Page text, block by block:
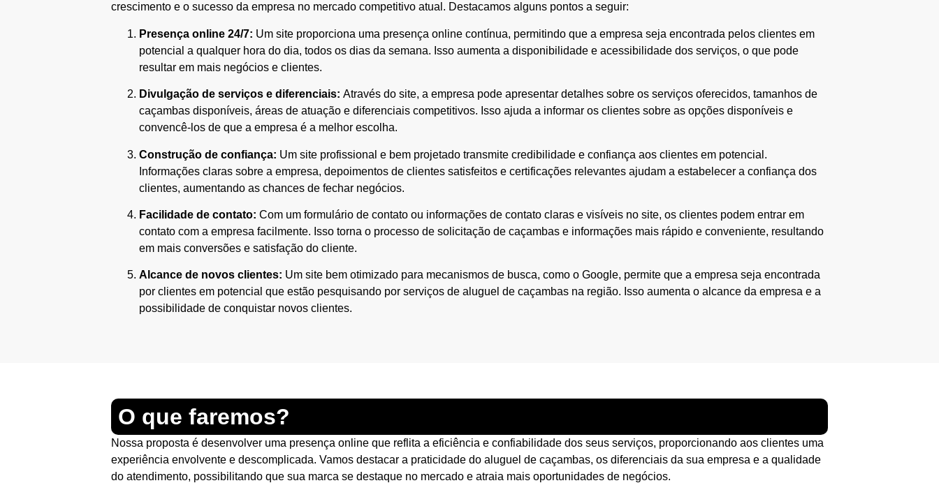
crescimento e o sucesso da empresa no mercado competitivo atual. Destacamos alguns pontos a seguir:
Presença online 24/7: Um site proporciona uma presença online contínua, permitindo que a empresa seja encontrada pelos clientes em
potencial a qualquer hora do dia, todos os dias da semana. Isso aumenta a disponibilidade e acessibilidade dos serviços, o que pode
resultar em mais negócios e clientes.
Divulgação de serviços e diferenciais: Através do site, a empresa pode apresentar detalhes sobre os serviços oferecidos, tamanhos de
caçambas disponíveis, áreas de atuação e diferenciais competitivos. Isso ajuda a informar os clientes sobre as opções disponíveis e
convencê-los de que a empresa é a melhor escolha.
Construção de confiança: Um site profissional e bem projetado transmite credibilidade e confiança aos clientes em potencial.
Informações claras sobre a empresa, depoimentos de clientes satisfeitos e certificações relevantes ajudam a estabelecer a confiança dos
clientes, aumentando as chances de fechar negócios.
Facilidade de contato: Com um formulário de contato ou informações de contato claras e visíveis no site, os clientes podem entrar em
contato com a empresa facilmente. Isso torna o processo de solicitação de caçambas e informações mais rápido e conveniente, resultando
em mais conversões e satisfação do cliente.
Alcance de novos clientes: Um site bem otimizado para mecanismos de busca, como o Google, permite que a empresa seja encontrada
por clientes em potencial que estão pesquisando por serviços de aluguel de caçambas na região. Isso aumenta o alcance da empresa e a
possibilidade de conquistar novos clientes.
O que faremos?
Nossa proposta é desenvolver uma presença online que reflita a eficiência e confiabilidade dos seus serviços, proporcionando aos clientes uma
experiência envolvente e descomplicada. Vamos destacar a praticidade do aluguel de caçambas, os diferenciais da sua empresa e a qualidade
do atendimento, possibilitando que sua marca se destaque no mercado e atraia mais oportunidades de negócios.